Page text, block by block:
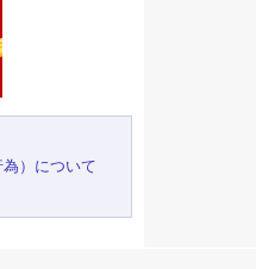
）について